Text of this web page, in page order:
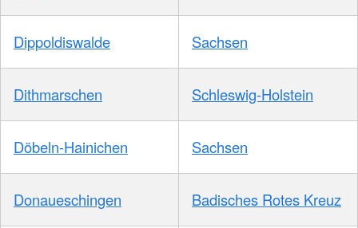
Dippoldiswalde Sachsen
Dithmarschen Schleswig-Holstein
Döbeln-Hainichen Sachsen
Donaueschingen Badisches Rotes Kreuz